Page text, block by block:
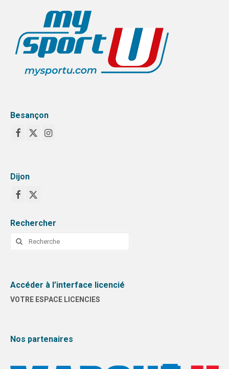
Besançon
Dijon
Rechercher
Rechercher
Accéder à l’interface licencié
VOTRE ESPACE LICENCIES
Nos partenaires